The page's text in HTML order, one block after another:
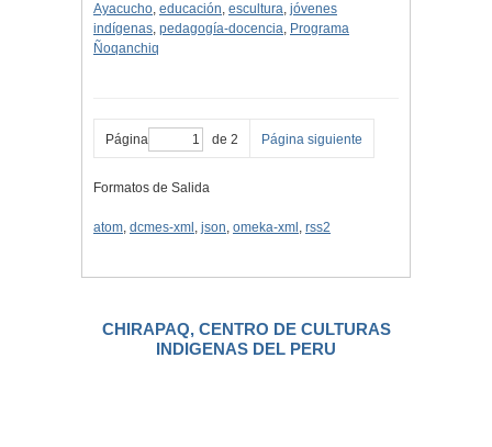
Ayacucho, educación, escultura, jóvenes
indígenas, pedagogía-docencia, Programa
Ñoqanchiq
Página de 2 Página siguiente
Formatos de Salida
atom, dcmes-xml , json, omeka-xml , rss2
CHIRAPAQ, CENTRO DE CULTURAS
INDIGENAS DEL PERU